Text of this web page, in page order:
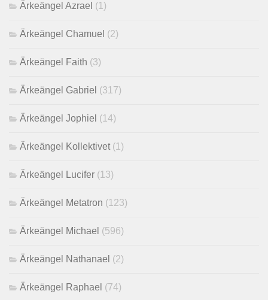
Ärkeängel Azrael (1)
Ärkeängel Chamuel (2)
Ärkeängel Faith (3)
Ärkeängel Gabriel (317)
Ärkeängel Jophiel (14)
Ärkeängel Kollektivet (1)
Ärkeängel Lucifer (13)
Ärkeängel Metatron (123)
Ärkeängel Michael (596)
Ärkeängel Nathanael (2)
Ärkeängel Raphael (74)